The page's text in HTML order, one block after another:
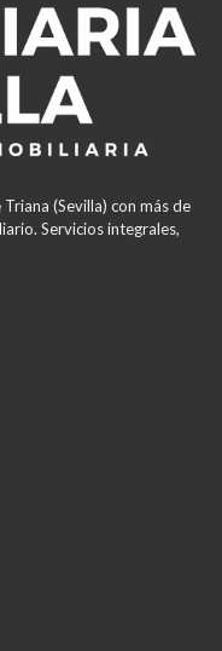
(Sevilla) con más de
Servicios integrales,